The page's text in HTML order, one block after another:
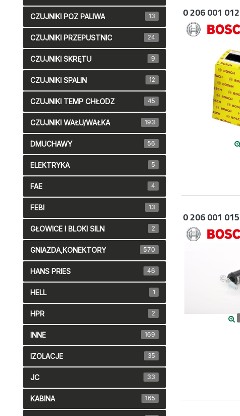
0 206 001 012
0 206 001 015
CZUJNIKI POZ PALIWA 13
CZUJNIKI PRZEPUSTNIC 24
CZUJNIKI SKRĘTU 9
CZUJNIKI SPALIN 12
CZUJNIKI TEMP CHŁODZ 45
CZUJNIKI WAŁU/WAŁKA 193
DMUCHAWY 56
ELEKTRYKA 5
FAE 4
FEBI 13
GŁOWICE I BLOKI SILN 2
GNIAZDA,KONEKTORY 570
HANS PRIES 46
HELL 1
HPR 2
INNE 169
IZOLACJE 35
JC 33
KABINA 165